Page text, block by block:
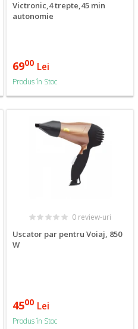
Victronic,4 trepte,45 min
autonomie
6900 Lei
Produs în Stoc
0 review-uri
Uscator par pentru Voiaj, 850
W
4500 Lei
Produs în Stoc